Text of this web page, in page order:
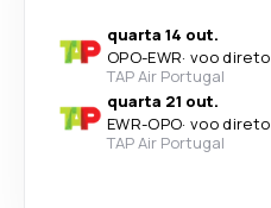
quarta 14 out.
OPO-EWR· voo direto
TAP Air Portugal
quarta 21 out.
EWR-OPO· voo direto
TAP Air Portugal